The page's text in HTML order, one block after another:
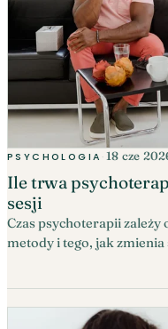
PSYCHOLOGIA · 18 cze
Ile trwa
sesji
Czas psychoterapii
metody i tego, jak zmienia